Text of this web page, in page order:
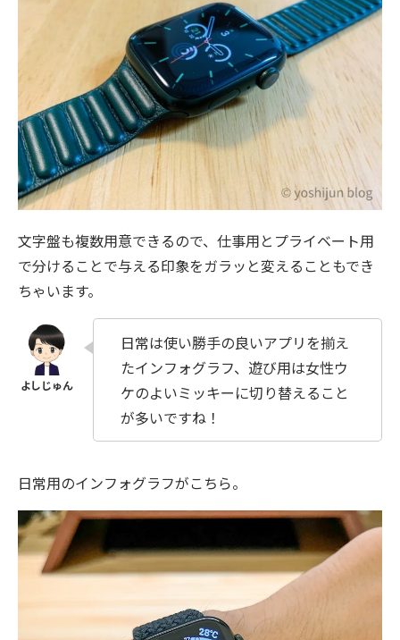
文字盤も複数用意できるので、仕事用とプライベート用
で分けることで与える印象をガラッと変えることもでき
ちゃいます。
日常は使い勝手の良いアプリを揃え
たインフォグラフ、遊び用は女性ウ
ケのよいミッキーに切り替えること
が多いですね！
日常用のインフォグラフがこちら。